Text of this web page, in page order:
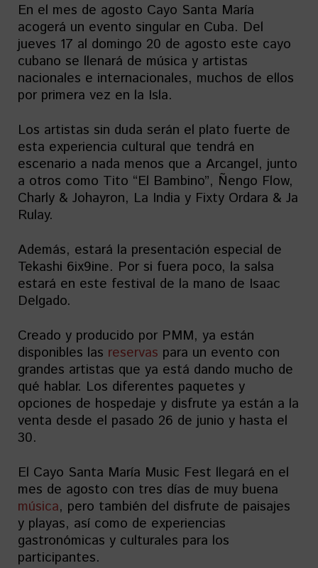
En el mes de agosto Cayo Santa María
acogerá un evento singular en Cuba. Del
jueves 17 al domingo 20 de agosto este cayo
cubano se llenará de música y artistas
nacionales e internacionales, muchos de ellos
por primera vez en la Isla.
Los artistas sin duda serán el plato fuerte de
esta experiencia cultural que tendrá en
escenario a nada menos que a Arcangel, junto
a otros como Tito “El Bambino”, Ñengo Flow,
Charly & Johayron, La India y Fixty Ordara & Ja
Rulay.
Además, estará la presentación especial de
Tekashi 6ix9ine. Por si fuera poco, la salsa
estará en este festival de la mano de Isaac
Delgado.
Creado y producido por PMM, ya están
disponibles las reservas para un evento con
grandes artistas que ya está dando mucho de
qué hablar. Los diferentes paquetes y
opciones de hospedaje y disfrute ya están a la
venta desde el pasado 26 de junio y hasta el
30.
El Cayo Santa María Music Fest llegará en el
mes de agosto con tres días de muy buena
música, pero también del disfrute de paisajes
y playas, así como de experiencias
gastronómicas y culturales para los
participantes.